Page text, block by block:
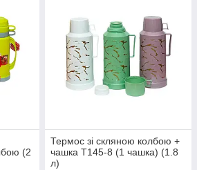
(2
Термос зі скляною колбою +
чашка T145-8 (1 чашка) (1.8
л)